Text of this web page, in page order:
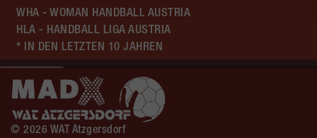
WHA - WOMAN HANDBALL AUSTRIA
HLA - HANDBALL LIGA AUSTRIA
* IN DEN LETZTEN 10 JAHREN
© 2026 WAT Atzgersdorf